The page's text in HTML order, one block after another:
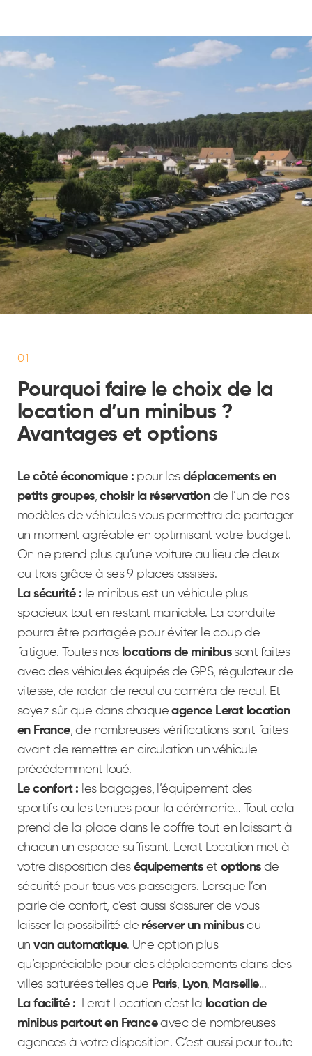
01
Pourquoi faire le choix de la
location d’un minibus ?
Avantages et options
Le côté économique : pour lesdéplacements en
petits groupes,choisir la réservationde l’un de nos
modèles de véhicules vous permettra de partager
un moment agréable en optimisant votre budget.
On ne prend plus qu’une voiture au lieu de deux
ou trois grâce à ses 9 places assises.
La sécurité : le minibus est un véhicule plus
spacieux tout en restant maniable. La conduite
pourra être partagée pour éviter le coup de
fatigue. Toutes nos locations de minibussont faites
avec des véhicules équipés de GPS, régulateur de
vitesse, de radar de recul ou caméra de recul. Et
soyez sûr que dans chaqueagence Lerat location
en France, de nombreuses vérifications sont faites
avant de remettre en circulation un véhicule
précédemment loué.
Le confort : les bagages, l’équipement des
sportifs ou les tenues pour la cérémonie… Tout cela
prend de la place dans le coffre tout en laissant à
chacun un espace suffisant. Lerat Location met à
votre disposition des équipementset optionsde
sécurité pour tous vos passagers. Lorsque l’on
parle de confort, c’est aussi s’assurer de vous
laisser la possibilité de réserver un minibusou
unvan automatique. Une option plus
qu’appréciable pour des déplacements dans des
villes saturées telles que Paris, Lyon, Marseille…
La facilité :
Lerat Location c’est la location de
minibus partout en Franceavec de nombreuses
agences à votre disposition. C’est aussi pour toute